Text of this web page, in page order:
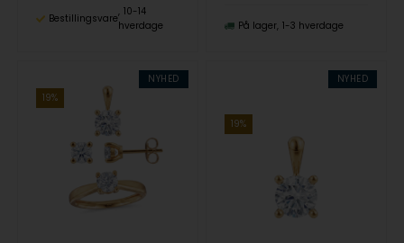
Bestillingsvare
10-14
hverdage
På lager 1-3 hverdage
NYHED
19%
NYHED
19%